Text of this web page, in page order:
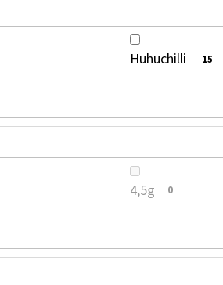
Huhuchilli 15
4,5g 0